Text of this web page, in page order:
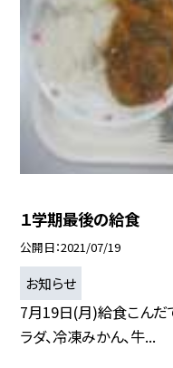
１学期最後の給食
公開日 2021/07/19
お知らせ
7月19日(月)給食こんだ
ラダ、冷凍みかん、牛...